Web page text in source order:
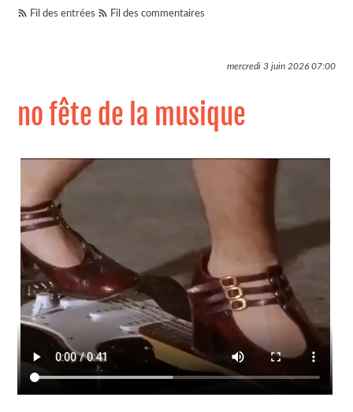
Fil des entrées Fil des commentaires
mercredi 3 juin 202607:00
no fête de la musique